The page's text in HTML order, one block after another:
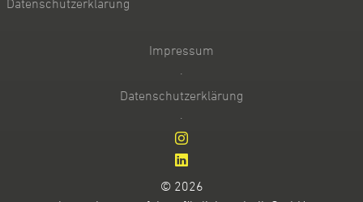
Datenschutzerklärung
Impressum
·
Datenschutzerklärung
·
© 2026